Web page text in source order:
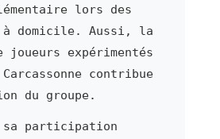
lors des
à domicile. Aussi, la
joueurs expérimentés
contribue
du groupe.
sa participation